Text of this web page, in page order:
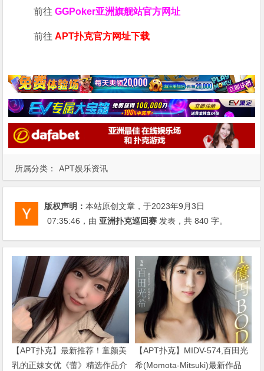
所属分类： APT娱乐资讯
前往GGPoker亚洲旗舰站官方网址
前往 APT扑克官方网址下载
版权声明：本站原创文章，于2023年9月3日
07:35:46 ，由 亚洲扑克巡回赛 发表，共 840 字。
【APT扑克】最新推荐！童颜美
乳的正妹女优《蕾》精选作品介
【APT扑克】MIDV-574,百田光
希(Momota-Mitsuki)最新作品